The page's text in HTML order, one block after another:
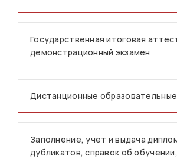
Государственная итоговая
демонстрационный экзамен
Дистанционные
Заполнение, учет и выдача
дубликатов, справок об